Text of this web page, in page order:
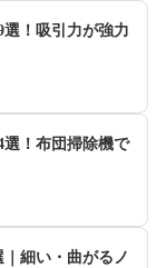
選！吸引力が強力
！布団掃除機で
細い・曲がるノ